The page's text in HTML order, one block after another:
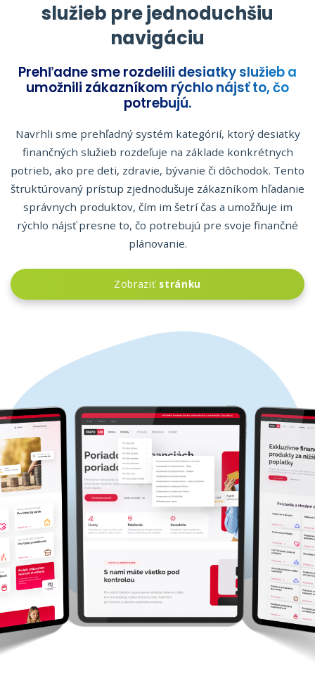
služieb pre jednoduchšiu
navigáciu
Prehľadne sme rozdelili desiatky služieb a
umožnili zákazníkom rýchlo nájsť to, čo
potrebujú.
Navrhli sme prehľadný systém kategórií, ktorý desiatky
finančných služieb rozdeľuje na základe konkrétnych
potrieb, ako pre deti, zdravie, bývanie či dôchodok. Tento
štruktúrovaný prístup zjednodušuje zákazníkom hľadanie
správnych produktov, čím im šetrí čas a umožňuje im
rýchlo nájsť presne to, čo potrebujú pre svoje finančné
plánovanie.
Zobraziť stránku